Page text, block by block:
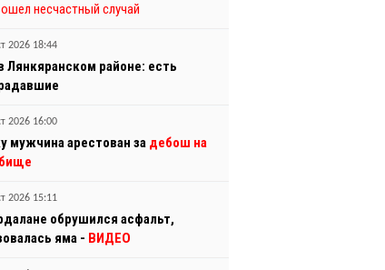
несчастный случай
2026 18:44
Лянкяранском районе: есть
2026 16:00
мужчина арестован за дебош на
2026 15:11
обрушился асфальт,
яма - ВИДЕО